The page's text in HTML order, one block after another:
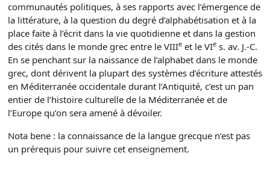
communautés politiques, à ses rapports avec l’émergence de
la littérature, à la question du degré d’alphabétisation et à la
place faite à l’écrit dans la vie quotidienne et dans la gestion
des cités dans le monde grec entre le VIIIe et le VIe s. av. J.-C.
En se penchant sur la naissance de l’alphabet dans le monde
grec, dont dérivent la plupart des systèmes d’écriture attestés
en Méditerranée occidentale durant l’Antiquité, c’est un pan
entier de l’histoire culturelle de la Méditerranée et de
l’Europe qu’on sera amené à dévoiler.
Nota bene : la connaissance de la langue grecque n’est pas
un prérequis pour suivre cet enseignement.